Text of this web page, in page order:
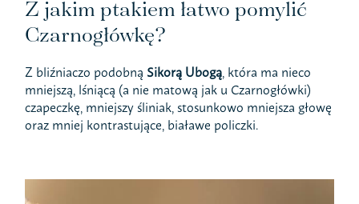
Z jakim ptakiem łatwo pomylić
Czarnogłówkę?
Z bliźniaczo podobną Sikorą Ubogą, która ma nieco
mniejszą, lśniącą (a nie matową jak u Czarnogłówki)
czapeczkę, mniejszy śliniak, stosunkowo mniejsza głowę
oraz mniej kontrastujące, białawe policzki.